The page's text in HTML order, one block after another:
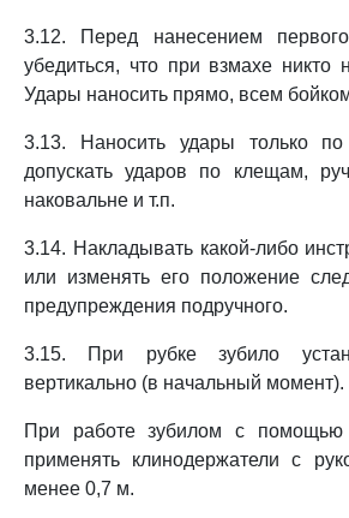
3.12. Перед нанесением
убедиться, что при взмахе никто
Удары наносить прямо, всем
3.13. Наносить удары только
допускать ударов по клещам,
наковальне и т.п.
3.14. Накладывать какой-либо
или изменять его положение
предупреждения подручного.
3.15. При рубке зубило
вертикально (в начальный момент).
При работе зубилом с помощью
применять клинодержатели с
менее 0,7 м.